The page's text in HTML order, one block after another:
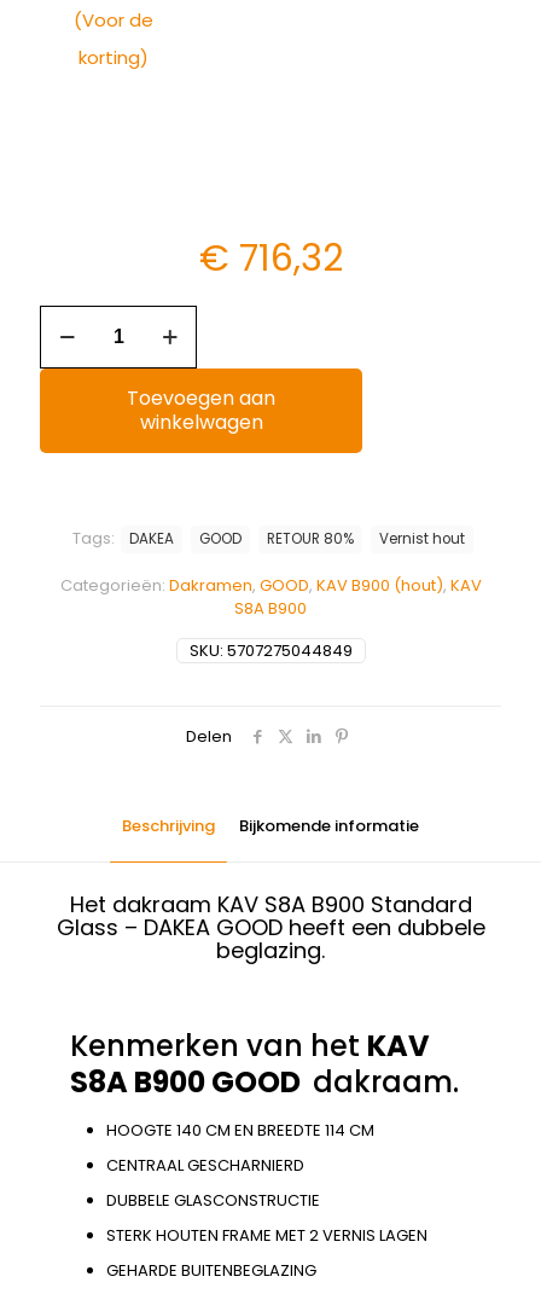
(Voor de
korting)
€ 716,32
Toevoegen aan
winkelwagen
SKU: 5707275044849
Categorieën: Dakramen, GOOD, KAV B900 (hout), KAV
S8A B900
Tags: DAKEA GOOD RETOUR 80% Vernist hout
Delen
Beschrijving Bijkomende informatie
Het dakraam KAV S8A B900 Standard
Glass – DAKEA GOOD heeft een dubbele
beglazing.
Kenmerken van het KAV
S8A B900 GOOD dakraam.
HOOGTE 140 CM EN BREEDTE 114 CM
CENTRAAL GESCHARNIERD
DUBBELE GLASCONSTRUCTIE
STERK HOUTEN FRAME MET 2 VERNIS LAGEN
GEHARDE BUITENBEGLAZING